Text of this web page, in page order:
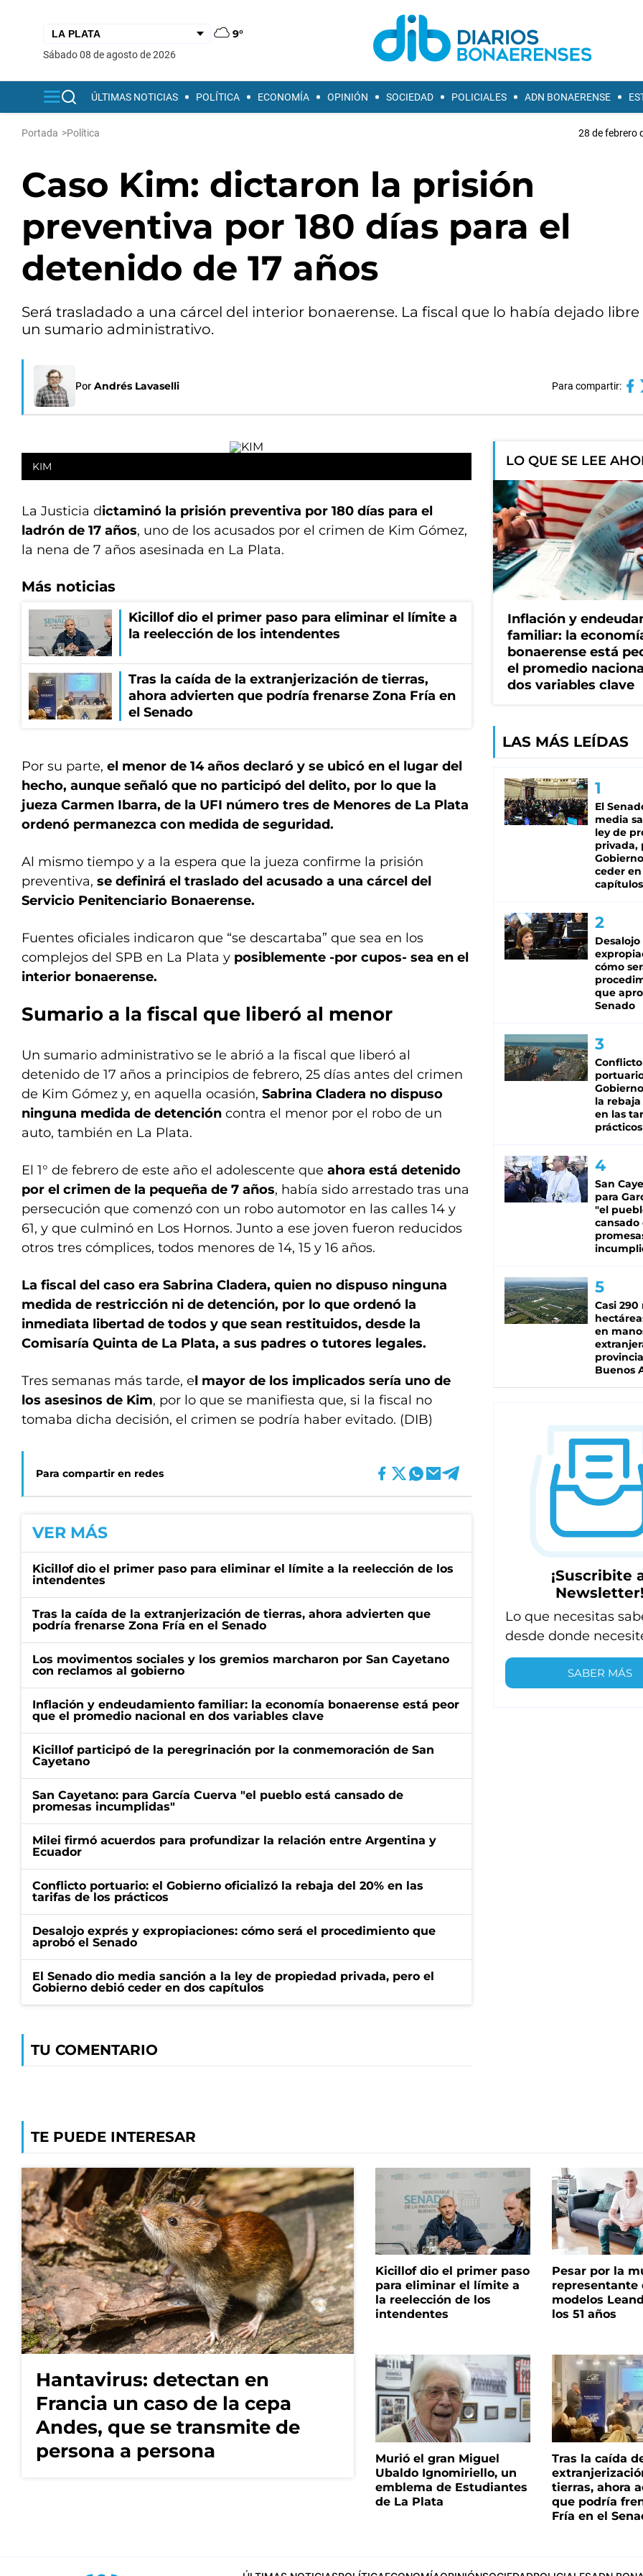
9°
sábado 08 de agosto de 2026
ÚLTIMAS NOTICIAS POLÍTICA ECONOMÍA OPINIÓN SOCIEDAD POLICIALES ADN BONAERENSE
Portada >Política 28 de febrero
Caso Kim: dictaron la prisión
preventiva por 180 días para el
detenido de 17 años
Será trasladado a una cárcel del interior bonaerense. La fiscal que lo había dejado
un sumario administrativo.
Por Andrés Lavaselli Para compartir:
KIM
La Justicia dictaminó la prisión preventiva por 180 días para el
ladrón de 17 años, uno de los acusados por el crimen de Kim Gómez,
la nena de 7 años asesinada en La Plata.
Más noticias
Kicillof dio el primer paso para eliminar el límite a
la reelección de los intendentes
Tras la caída de la extranjerización de tierras,
ahora advierten que podría frenarse Zona Fría en
el Senado
Por su parte, el menor de 14 años declaró y se ubicó en el lugar del
hecho, aunque señaló que no participó del delito, por lo que la
jueza Carmen Ibarra, de la UFI número tres de Menores de La Plata
ordenó permanezca con medida de seguridad.
Al mismo tiempo y a la espera que la jueza confirme la prisión
preventiva, se definirá el traslado del acusado a una cárcel del
Servicio Penitenciario Bonaerense.
Fuentes oficiales indicaron que “se descartaba” que sea en los
complejos del SPB en La Plata y posiblemente -por cupos- sea en el
interior bonaerense.
Sumario a la fiscal que liberó al menor
Un sumario administrativo se le abrió a la fiscal que liberó al
detenido de 17 años a principios de febrero, 25 días antes del crimen
de Kim Gómez y, en aquella ocasión, Sabrina Cladera no dispuso
ninguna medida de detención contra el menor por el robo de un
auto, también en La Plata.
El 1° de febrero de este año el adolescente que ahora está detenido
por el crimen de la pequeña de 7 años, había sido arrestado tras una
persecución que comenzó con un robo automotor en las calles 14 y
61, y que culminó en Los Hornos. Junto a ese joven fueron reducidos
otros tres cómplices, todos menores de 14, 15 y 16 años.
La fiscal del caso era Sabrina Cladera, quien no dispuso ninguna
medida de restricción ni de detención, por lo que ordenó la
inmediata libertad de todos y que sean restituidos, desde la
Comisaría Quinta de La Plata, a sus padres o tutores legales.
Tres semanas más tarde, el mayor de los implicados sería uno de
los asesinos de Kim, por lo que se manifiesta que, si la fiscal no
tomaba dicha decisión, el crimen se podría haber evitado. (DIB)
Para compartir en redes
VER MÁS
Kicillof dio el primer paso para eliminar el límite a la reelección de los
intendentes
Tras la caída de la extranjerización de tierras, ahora advierten que
podría frenarse Zona Fría en el Senado
Los movimentos sociales y los gremios marcharon por San Cayetano
con reclamos al gobierno
Inflación y endeudamiento familiar: la economía bonaerense está peor
que el promedio nacional en dos variables clave
Kicillof participó de la peregrinación por la conmemoración de San
Cayetano
San Cayetano: para García Cuerva "el pueblo está cansado de
promesas incumplidas"
Milei firmó acuerdos para profundizar la relación entre Argentina y
Ecuador
Conflicto portuario: el Gobierno oficializó la rebaja del 20% en las
tarifas de los prácticos
Desalojo exprés y expropiaciones: cómo será el procedimiento que
aprobó el Senado
El Senado dio media sanción a la ley de propiedad privada, pero el
Gobierno debió ceder en dos capítulos
TU COMENTARIO
LO QUE SE LEE
Inflación y
familiar: la
bonaerense está
el promedio
dos variables clave
LAS MÁS LEÍDAS
El
media
ley de
privada,
ceder
capítulos
cómo
que
Senado
Conflicto
la rebaja
en las
prácticos
San
para
"el
cansado
Casi 290
en
Buenos
¡Suscribite
Newsletter!
Lo que necesitas
desde donde
SABER MÁS
TE PUEDE INTERESAR
Hantavirus: detectan en
Francia un caso de la cepa
Andes, que se transmite de
persona a persona
Kicillof dio el primer paso
para eliminar el límite a
la reelección de los
intendentes
Pesar por la
representante
modelos
los 51 años
Murió el gran Miguel
Ubaldo Ignomiriello, un
emblema de Estudiantes
de La Plata
Tras la caída
tierras, ahora
que podría
Fría en el